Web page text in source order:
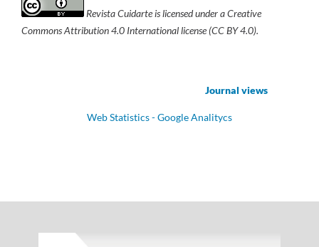
Revista Cuidarteis licensed under a Creative
Commons Attribution 4.0 International license (CC BY 4.0).
Journal views
Web Statistics - Google Analitycs